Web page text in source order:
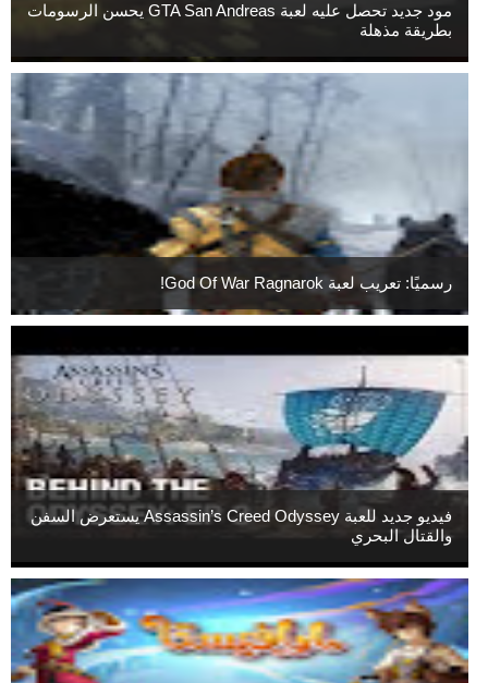
مود جديد تحصل عليه لعبة GTA San Andreas يحسن الرسومات
بطريقة مذهلة
رسميًا: تعريب لعبة God Of War Ragnarok!
فيديو جديد للعبة Assassin’s Creed Odyssey يستعرض السفن
والقتال البحري